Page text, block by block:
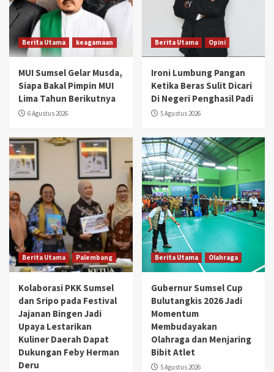
Berita Utama keagamaan
MUI Sumsel Gelar Musda,
Siapa Bakal Pimpin MUI
Lima Tahun Berikutnya
6 Agustus 2026
Berita Utama Opini
Ironi Lumbung Pangan
Ketika Beras Sulit Dicari
Di Negeri Penghasil Padi
5 Agustus 2026
Berita Utama Palembang
Kolaborasi PKK Sumsel
dan Sripo pada Festival
Jajanan Bingen Jadi
Upaya Lestarikan
Kuliner Daerah Dapat
Dukungan Feby Herman
Deru
Berita Utama Olahraga
Gubernur Sumsel Cup
Bulutangkis 2026 Jadi
Momentum
Membudayakan
Olahraga dan Menjaring
Bibit Atlet
5 Agustus 2026